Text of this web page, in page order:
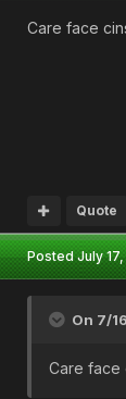
Care face
Quote
PostedJuly
On 7/
Care face